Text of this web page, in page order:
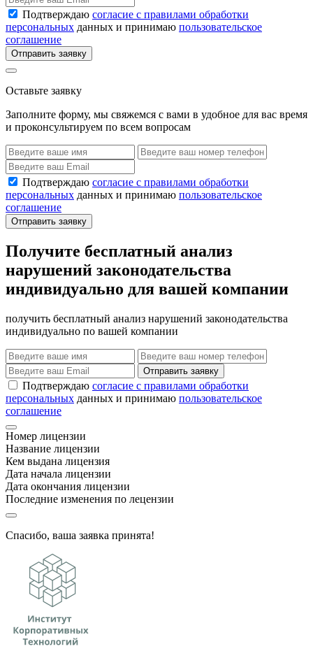
Подтверждаю согласие с правилами обработки
персональных данных и принимаю пользовательское
соглашение
Отправить заявку
Оставьте заявку
Заполните форму, мы свяжемся с вами в удобное для вас время
и проконсультируем по всем вопросам
Подтверждаю согласие с правилами обработки
персональных данных и принимаю пользовательское
соглашение
Отправить заявку
Получите бесплатный анализ
нарушений законодательства
индивидуально для вашей компании
получить бесплатный анализ нарушений законодательства
индивидуально по вашей компании
Отправить заявку
Подтверждаю согласие с правилами обработки
персональных данных и принимаю пользовательское
соглашение
Номер лицензии
Название лицензии
Кем выдана лицензия
Дата начала лицензии
Дата окончания лицензии
Последние изменения по лецензии
Спасибо, ваша заявка принята!